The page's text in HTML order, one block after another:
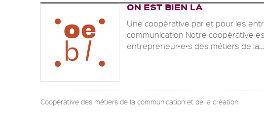
ON EST BIEN LA
Une coopérative par et pour les
communication Notre coopérative
entrepreneur•e•s des métiers de la...
Coopérative des métiers de la communication et de la création